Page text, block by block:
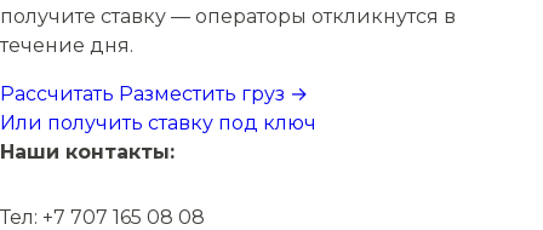
получите ставку — операторы откликнутся в
течение дня.
Рассчитать Разместить груз →
Или получить ставку под ключ
Наши контакты:
Тел: +7 707 165 08 08